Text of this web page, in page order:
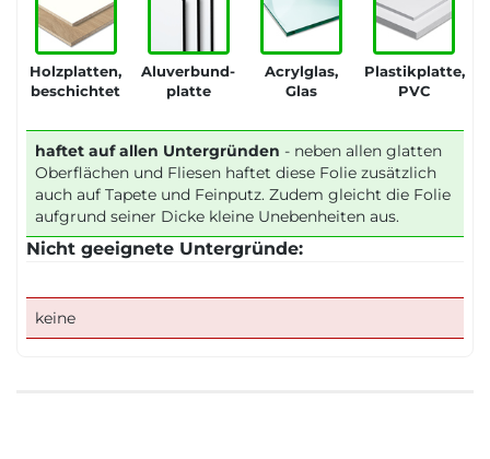
Holzplatten,
beschichtet
Aluverbund-
platte
Acrylglas,
Glas
Plastikplatte,
PVC
haftet auf allen Untergründen - neben allen glatten
Oberflächen und Fliesen haftet diese Folie zusätzlich
auch auf Tapete und Feinputz. Zudem gleicht die Folie
aufgrund seiner Dicke kleine Unebenheiten aus.
Nicht geeignete Untergründe:
keine